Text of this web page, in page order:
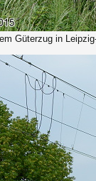
Güterzug in